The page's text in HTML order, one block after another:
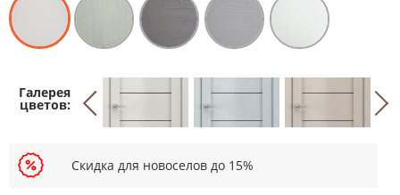
Скидка для новоселов до 15%